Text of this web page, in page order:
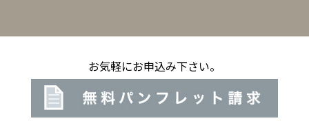
お気軽にお申込み下さい。